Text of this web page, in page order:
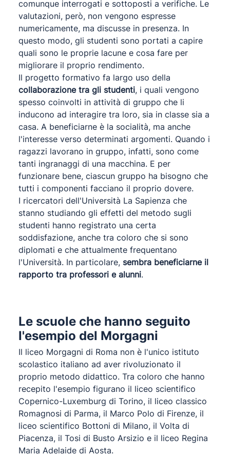
comunque interrogati e sottoposti a verifiche. Le
valutazioni, però, non vengono espresse
numericamente, ma discusse in presenza. In
questo modo, gli studenti sono portati a capire
quali sono le proprie lacune e cosa fare per
migliorare il proprio rendimento.
Il progetto formativo fa largo uso della
collaborazione tra gli studenti, i quali vengono
spesso coinvolti in attività di gruppo che li
inducono ad interagire tra loro, sia in classe sia a
casa. A beneficiarne è la socialità, ma anche
l'interesse verso determinati argomenti. Quando i
ragazzi lavorano in gruppo, infatti, sono come
tanti ingranaggi di una macchina. E per
funzionare bene, ciascun gruppo ha bisogno che
tutti i componenti facciano il proprio dovere.
I ricercatori dell'Università La Sapienza che
stanno studiando gli effetti del metodo sugli
studenti hanno registrato una certa
soddisfazione, anche tra coloro che si sono
diplomati e che attualmente frequentano
l'Università. In particolare, sembra beneficiarne il
rapporto tra professori e alunni.
Le scuole che hanno seguito
l'esempio del Morgagni
Il liceo Morgagni di Roma non è l'unico istituto
scolastico italiano ad aver rivoluzionato il
proprio metodo didattico. Tra coloro che hanno
recepito l'esempio figurano il liceo scientifico
Copernico-Luxemburg di Torino, il liceo classico
Romagnosi di Parma, il Marco Polo di Firenze, il
liceo scientifico Bottoni di Milano, il Volta di
Piacenza, il Tosi di Busto Arsizio e il liceo Regina
Maria Adelaide di Aosta.